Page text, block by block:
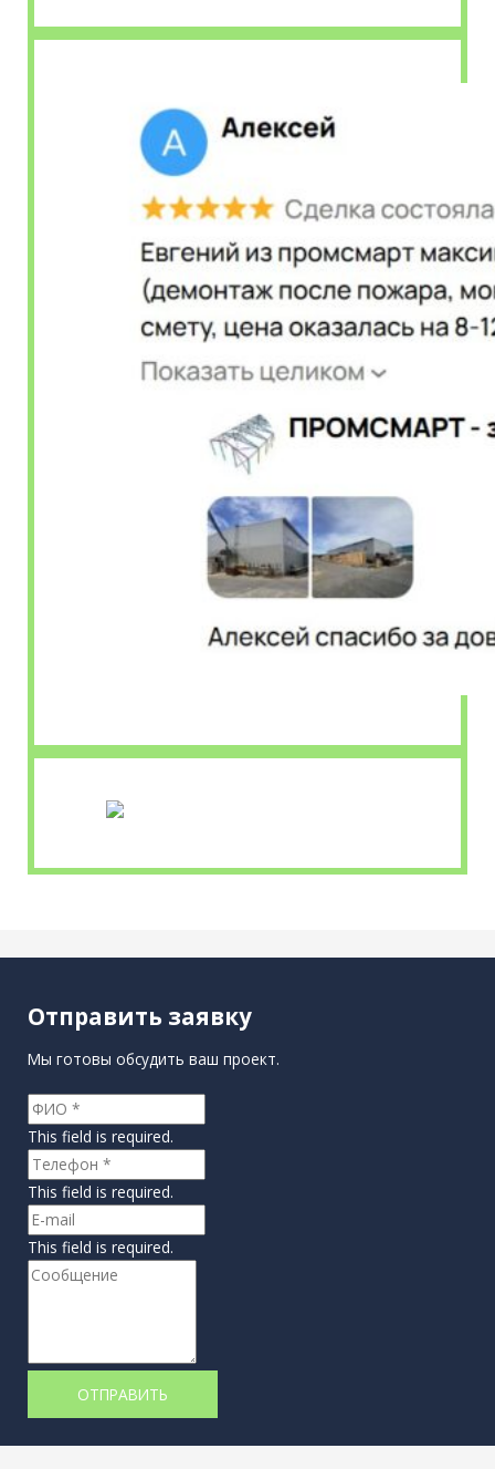
Отправить заявку
Мы готовы обсудить ваш проект.
This field is required.
This field is required.
This field is required.
ОТПРАВИТЬ